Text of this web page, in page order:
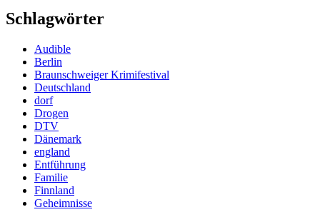
Schlagwörter
Audible
Berlin
Braunschweiger Krimifestival
Deutschland
dorf
Drogen
DTV
Dänemark
england
Entführung
Familie
Finnland
Geheimnisse